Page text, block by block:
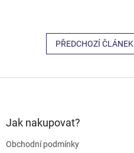
PŘEDCHOZÍ ČLÁNEK
Jak nakupovat?
Obchodní podmínky